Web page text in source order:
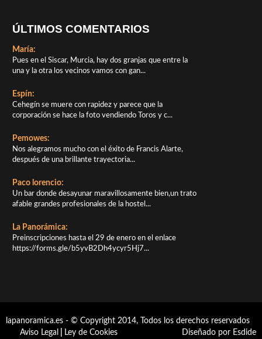
ÚLTIMOS COMENTARIOS
María:
Pues en el Siscar, Murcia, hay dos granjas que entre la
una y la otra los vecinos vamos con gan...
Espín:
Cehegín se muere con rapidez y parece que la
corporación se hace la foto vendiendo Toros y c...
Pemowes:
Nos alegramos mucho con el éxito de Francis Alarte,
después de una brillante trayectoria...
Paco lorencio:
Un bar donde desayunar maravillosamente bien,un trato
afable grandes profesionales de la hostel...
La Panorámica:
Preinscripciones hasta el 29 de enero en el enlace
https://forms.gle/b5yvB2Dh4ycyr5Hj7...
lapanoramica.es - © Copyright 2014, Todos los derechos reservados
Aviso Legal
Ley de Cookies Diseñado por Esdide